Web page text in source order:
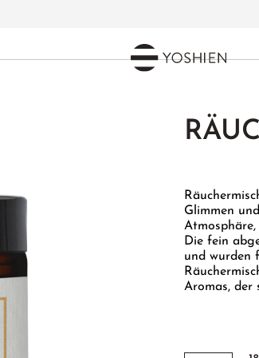
Glimmen
Die fein
und wurden
Aromas, der